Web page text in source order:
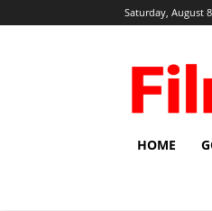
Saturday, August
HOME